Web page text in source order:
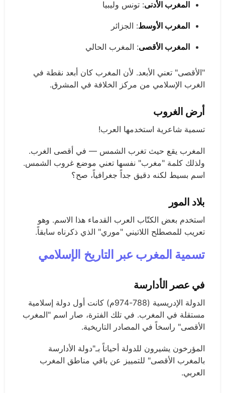
المغرب الأدنى: تونس وليبيا
المغرب الأوسط: الجزائر
المغرب الأقصى: المغرب الحالي
"الأقصى" تعني الأبعد. لأن المغرب كان أبعد نقطة في
الغرب الإسلامي من مركز الخلافة في المشرق.
أرض الغروب
تسمية شاعرية استخدمها العرب!
المغرب يقع حيث تغرب الشمس — في أقصى الغرب.
ولذلك كلمة "مغرب" نفسها تعني موضع غروب الشمس.
اسم بسيط لكنه دقيق جداً جغرافياً، صح؟
بلاد المور
استخدم بعض الكتّاب العرب القدماء هذا الاسم. وهو
تعريب للمصطلح اللاتيني "موري" الذي ذكرناه سابقاً.
تسمية المغرب عبر التاريخ الإسلامي
في عصر الأدارسة
الدولة الإدريسية (788-974م) كانت أول دولة إسلامية
مستقلة في المغرب. في تلك الفترة، صار اسم "المغرب
الأقصى" راسخاً في المصادر التاريخية.
المؤرخون يشيرون للدولة أحياناً بـ"دولة الأدارسة
بالمغرب الأقصى" للتمييز عن باقي مناطق المغرب
العربي.